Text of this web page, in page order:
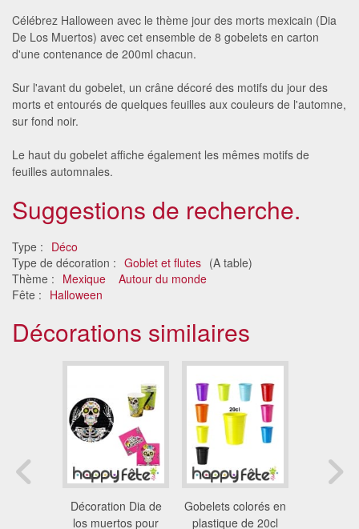
Célébrez Halloween avec le thème jour des morts mexicain (Dia
De Los Muertos) avec cet ensemble de 8 gobelets en carton
d'une contenance de 200ml chacun.
Sur l'avant du gobelet, un crâne décoré des motifs du jour des
morts et entourés de quelques feuilles aux couleurs de l'automne,
sur fond noir.
Le haut du gobelet affiche également les mêmes motifs de
feuilles automnales.
Suggestions de recherche.
Type : Déco
Type de décoration : Goblet et flutes (A table)
Thème : Mexique
Autour du monde
Fête : Halloween
Décorations similaires
Décoration Dia de
los muertos pour
Gobelets colorés en
plastique de 20cl